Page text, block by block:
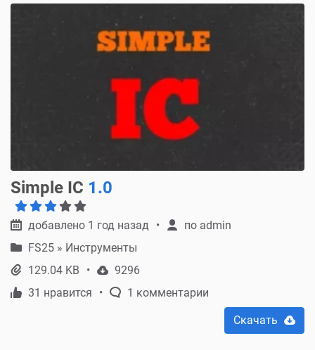
Simple IC 1.0
добавлено 1 год назад по admin
FS25 » Инструменты
129.04 KB
9296
31 нравится
1 комментарии
Скачать